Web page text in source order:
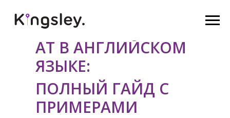
ПРЕДЛОГИ IN, ON,
AT В АНГЛИЙСКОМ
ЯЗЫКЕ:
ПОЛНЫЙ ГАЙД С
ПРИМЕРАМИ